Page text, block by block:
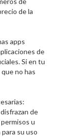
de la
apps
de
Si en tu
no has
de
u
su uso